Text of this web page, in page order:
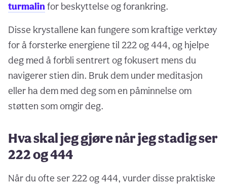
turmalinfor beskyttelse og forankring.
Disse krystallene kan fungere som kraftige verktøy
for å forsterke energiene til 222 og 444, og hjelpe
deg med å forbli sentrert og fokusert mens du
navigerer stien din. Bruk dem under meditasjon
eller ha dem med deg som en påminnelse om
støtten som omgir deg.
Hva skal jeg gjøre når jeg stadig ser
222 og 444
Når du ofte ser 222 og 444, vurder disse praktiske